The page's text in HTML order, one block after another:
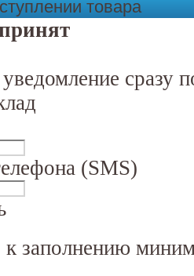
товара
сразу
(SMS)
к заполнению